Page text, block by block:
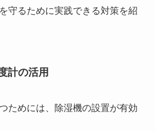
守るために実践できる対策を紹
計の活用
ためには、除湿機の設置が有効